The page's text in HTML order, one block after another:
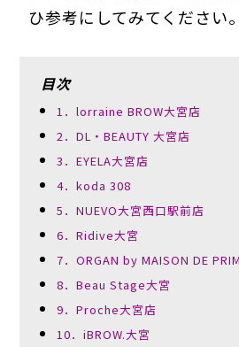
ひ参考にしてみてください。
目次
1．lorraine BROW大宮店
2．DL・BEAUTY 大宮店
3．EYELA大宮店
4．koda 308
5．NUEVO大宮西口駅前店
6．Ridive大宮
7．ORGAN by MAISON DE
8．Beau Stage大宮
9．Proche大宮店
10．iBROW.大宮